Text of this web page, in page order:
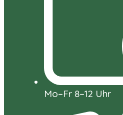
Mo–Fr 8–12 Uhr